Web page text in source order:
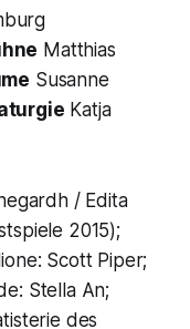
Matthias
Susanne
Katja
/ Edita
2015);
Scott Piper;
Stella An;
des